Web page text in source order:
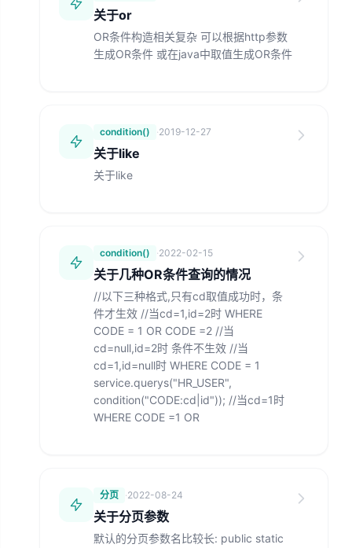
关于or
OR条件构造相关复杂 可以根据http参数
生成OR条件 或在java中取值生成OR条件
condition() ·2019-12-27
关于like
关于like
condition() ·2022-02-15
关于几种OR条件查询的情况
//以下三种格式,只有cd取值成功时，条
件才生效 //当cd=1,id=2时 WHERE
CODE = 1 OR CODE =2 //当
cd=null,id=2时 条件不生效 //当
cd=1,id=null时 WHERE CODE = 1
service.querys("HR_USER",
condition("CODE:cd|id")); //当cd=1时
WHERE CODE =1 OR
分页 ·2022-08-24
关于分页参数
默认的分页参数名比较长: public static